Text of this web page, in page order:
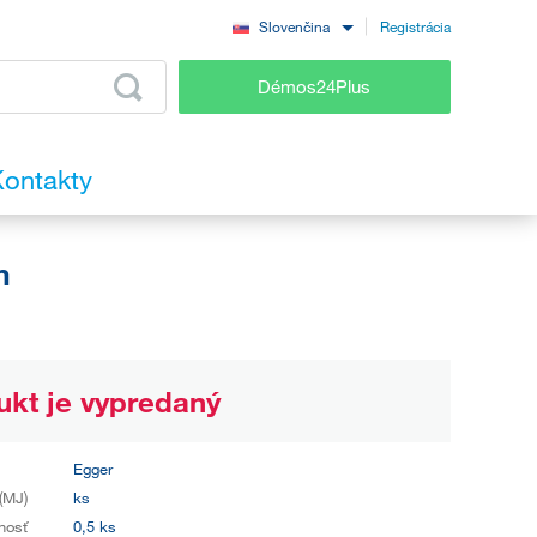
Slovenčina Registrácia
Démos24Plus
je vypredaný
Egger
ks
0,5 ks